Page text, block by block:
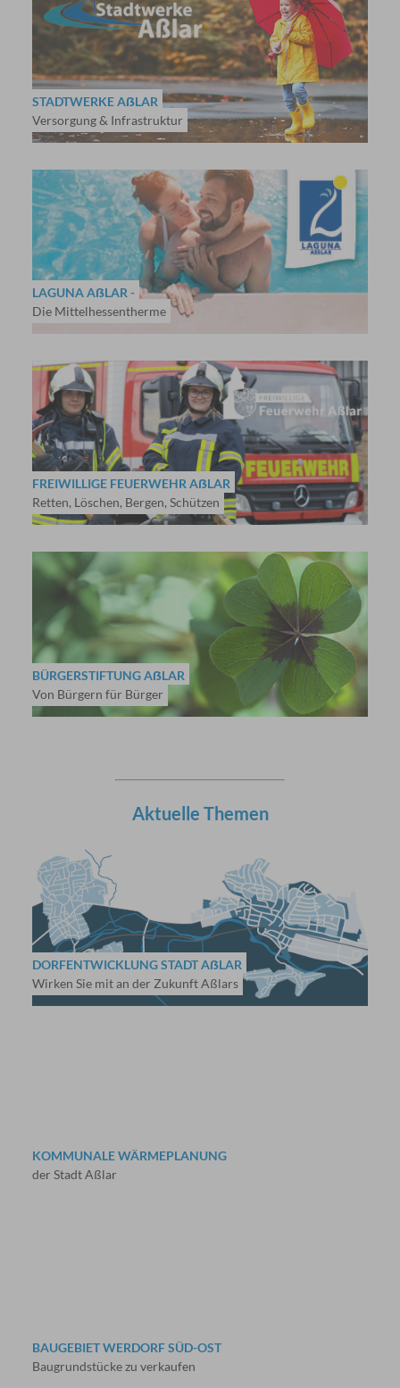
STADTWERKE AẞLAR
Versorgung & Infrastruktur
LAGUNA AẞLAR -
Die Mittelhessentherme
FREIWILLIGE FEUERWEHR AẞLAR
Retten, Löschen, Bergen, Schützen
BÜRGERSTIFTUNG AẞLAR
Von Bürgern für Bürger
Aktuelle Themen
DORFENTWICKLUNG STADT AẞLAR
Wirken Sie mit an der Zukunft Aßlars
KOMMUNALE WÄRMEPLANUNG
der Stadt Aßlar
BAUGEBIET WERDORF SÜD-OST
Baugrundstücke zu verkaufen